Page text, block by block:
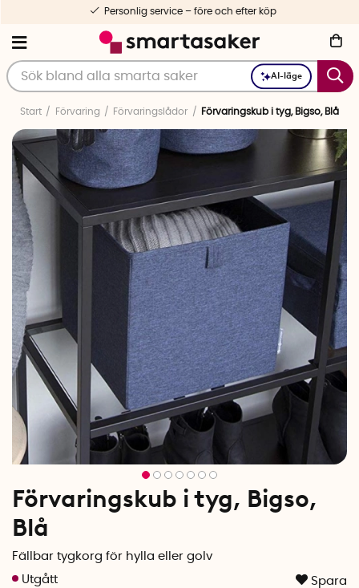
AI-läge
Personlig service – före och efter köp
Start Förvaring Förvaringslådor Förvaringskub i tyg, Bigso, Blå
Förvaringskub i tyg, Bigso,
Blå
Fällbar tygkorg för hylla eller golv
Spara